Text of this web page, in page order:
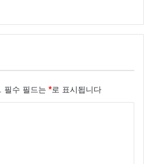
필수 필드는 *로 표시됩니다